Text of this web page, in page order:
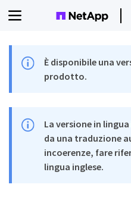
È disponibile una
prodotto.
La versione in
da una traduzione
incoerenze, fare
lingua inglese.